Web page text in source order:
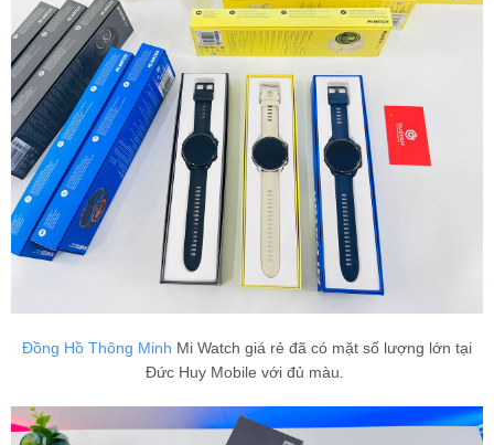
Đồng Hồ Thông Minh Mi Watch giá rẻ đã có mặt số lượng lớn tại
Đức Huy Mobile với đủ màu.